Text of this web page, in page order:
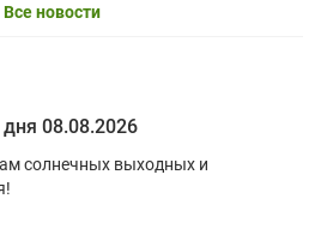
Все новости
08.08.2026
солнечных выходных и